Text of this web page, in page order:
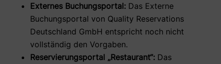
Externes Buchungsportal: Das Externe
Buchungsportal von Quality Reservations
Deutschland GmbH entspricht noch nicht
vollständig den Vorgaben.
Reservierungsportal „Restaurant“: Das